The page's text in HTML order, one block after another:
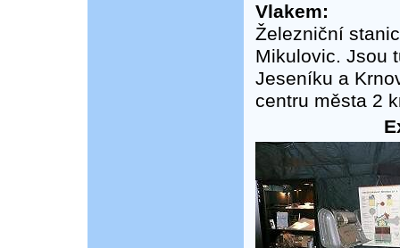
Vlakem:
Železniční
Mikulovic. Jsou
Jeseníku a
centru města 2